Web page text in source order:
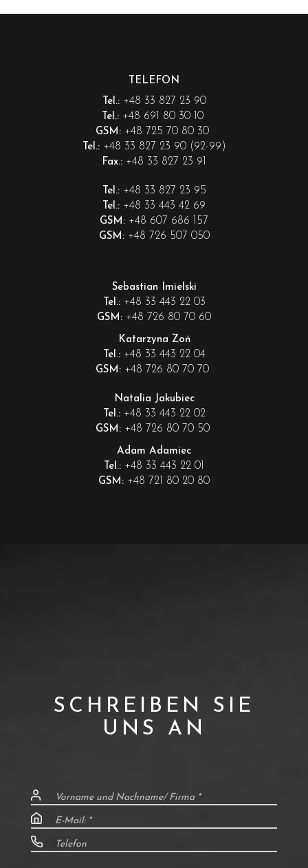
TELEFON
Tel.:+48 33 827 23 90
Tel.:+48 691 80 30 10
GSM: +48 725 70 80 30
Tel.:+48 33 827 23 90 (92-99)
Fax.: +48 33 827 23 91
Tel.: +48 33 827 23 95
Tel.: +48 33 443 42 69
GSM: +48 607 686 157
GSM:+48 726 507 050
Sebastian Imielski
Tel.: +48 33 443 22 03
GSM: +48 726 80 70 60
Katarzyna Zoń
Tel.: +48 33 443 22 04
GSM: +48 726 80 70 70
Natalia Jakubiec
Tel.:+48 33 443 22 02
GSM:+48 726 80 70 50
Adam Adamiec
Tel.: +48 33 443 22 01
GSM: +48 721 80 20 80
SCHREIBEN SIE
UNS AN